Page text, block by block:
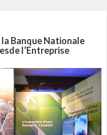
Banque Nationale
l’Entreprise